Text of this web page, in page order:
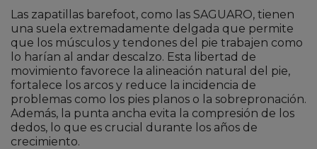
Las zapatillas barefoot, como las SAGUARO, tienen
una suela extremadamente delgada que permite
que los músculos y tendones del pie trabajen como
lo harían al andar descalzo. Esta libertad de
movimiento favorece la alineación natural del pie,
fortalece los arcos y reduce la incidencia de
problemas como los pies planos o la sobrepronación.
Además, la punta ancha evita la compresión de los
dedos, lo que es crucial durante los años de
crecimiento.